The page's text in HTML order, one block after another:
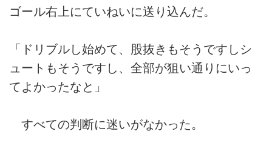
ゴール右上にていねいに送り込んだ。
「ドリブルし始めて、股抜きもそうですしシ
ュートもそうですし、全部が狙い通りにいっ
てよかったなと」
すべての判断に迷いがなかった。